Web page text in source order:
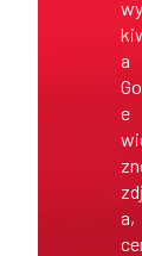
a
e
a,